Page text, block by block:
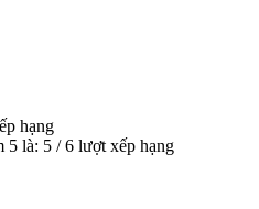
hạng
5 là: 5 /6 lượt xếp hạng